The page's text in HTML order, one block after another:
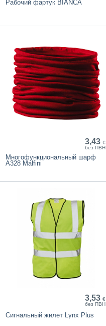
Рабочий фартук BIANCA
3,43 €
без ПВН
Многофункциональный шарф
A328 Malfini
3,53 €
без ПВН
Сигнальный жилет Lynx Plus